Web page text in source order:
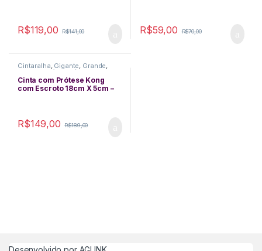
R$119,00 R$141,00 R$59,00 R$70,00
Cintaralha Gigante Grande
Médio Pênis De
Borracha,Realístico
Cinta com Prótese Kong
com Escroto 18cm X 5cm –
R$149,00 R$189,00